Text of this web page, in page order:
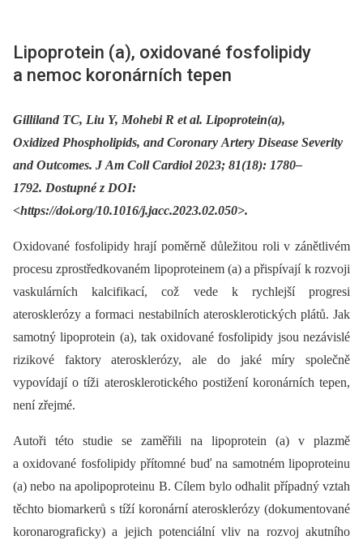
Lipoprotein (a), oxidované fosfolipidy
a nemoc koronárních tepen
Gilliland TC, Liu Y, Mohebi R et al. Lipoprotein(a),
Oxidized Phospholipids, and Coronary Artery Disease Severity
and Outcomes. J Am Coll Cardiol 2023; 81(18): 1780–
1792. Dostupné z DOI:
<https://doi.org/10.1016/j.jacc.2023.02.050>.
Oxidované fosfolipidy hrají poměrně důležitou roli v zánětlivém
procesu zprostředkovaném lipoproteinem (a) a přispívají k rozvoji
vaskulárních kalcifikací, což vede k rychlejší progresi
aterosklerózy a formaci nestabilních aterosklerotických plátů. Jak
samotný lipoprotein (a), tak oxidované fos­folipidy jsou nezávislé
rizikové faktory aterosklerózy, ale do jaké míry společně
vypovídají o tíži aterosklerotického postižení koronárních tepen,
není zřejmé.
Autoři této studie se zaměřili na lipoprotein (a) v plazmě
a oxidované fosfolipidy přítomné buď na samotném lipoproteinu
(a) nebo na apolipoproteinu B. Cílem bylo odhalit případný vztah
těchto biomarkerů s tíží koronární aterosklerózy (dokumentované
koronarograficky) a jejich potenciální vliv na rozvoj akutního